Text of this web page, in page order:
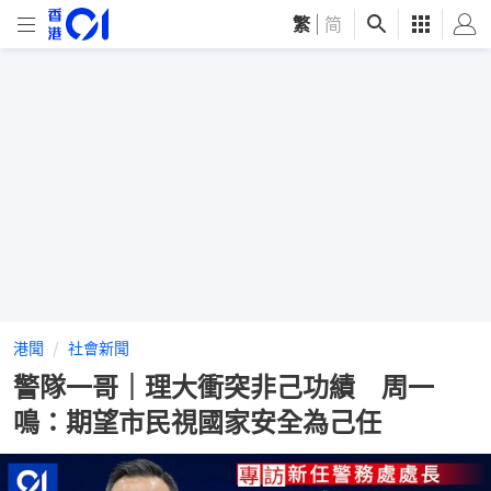
繁 简
港聞 社會新聞
警隊一哥｜理大衝突非己功績 周一
鳴：期望市民視國家安全為己任